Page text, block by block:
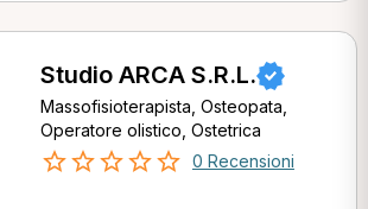
Studio ARCA S.R.L.
Massofisioterapista, Osteopata,
Operatore olistico, Ostetrica
0 Recensioni